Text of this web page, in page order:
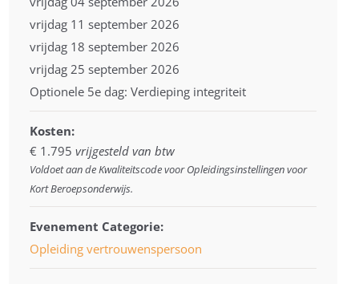
vrijdag 11 september 2026
vrijdag 18 september 2026
vrijdag 25 september 2026
Optionele 5e dag: Verdieping integriteit
Kosten:
€ 1.795 vrijgesteld van btw
Voldoet aan de Kwaliteitscode voor Opleidingsinstellingen voor
Kort Beroepsonderwijs.
Evenement Categorie:
Opleiding vertrouwenspersoon